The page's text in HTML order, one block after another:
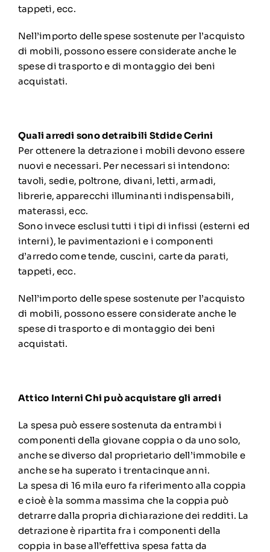
tappeti, ecc.
Nell’importo delle spese sostenute per l’acquisto
di mobili, possono essere considerate anche le
spese di trasporto e di montaggio dei beni
acquistati.
Quali arredi sono detraibili Stdide Cerini
Per ottenere la detrazione i mobili devono essere
nuovi e necessari. Per necessari si intendono:
tavoli, sedie, poltrone, divani, letti, armadi,
librerie, apparecchi illuminanti indispensabili,
materassi, ecc.
Sono invece esclusi tutti i tipi di infissi (esterni ed
interni), le pavimentazioni e i componenti
d’arredo come tende, cuscini, carte da parati,
tappeti, ecc.
Nell’importo delle spese sostenute per l’acquisto
di mobili, possono essere considerate anche le
spese di trasporto e di montaggio dei beni
acquistati.
Attico Interni Chi può acquistare gli arredi
La spesa può essere sostenuta da entrambi i
componenti della giovane coppia o da uno solo,
anche se diverso dal proprietario dell’immobile e
anche se ha superato i trentacinque anni.
La spesa di 16 mila euro fa riferimento alla coppia
e cioè è la somma massima che la coppia può
detrarre dalla propria dichiarazione dei redditi. La
detrazione è ripartita fra i componenti della
coppia in base all’effettiva spesa fatta da